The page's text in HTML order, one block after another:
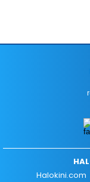
Halokini.com